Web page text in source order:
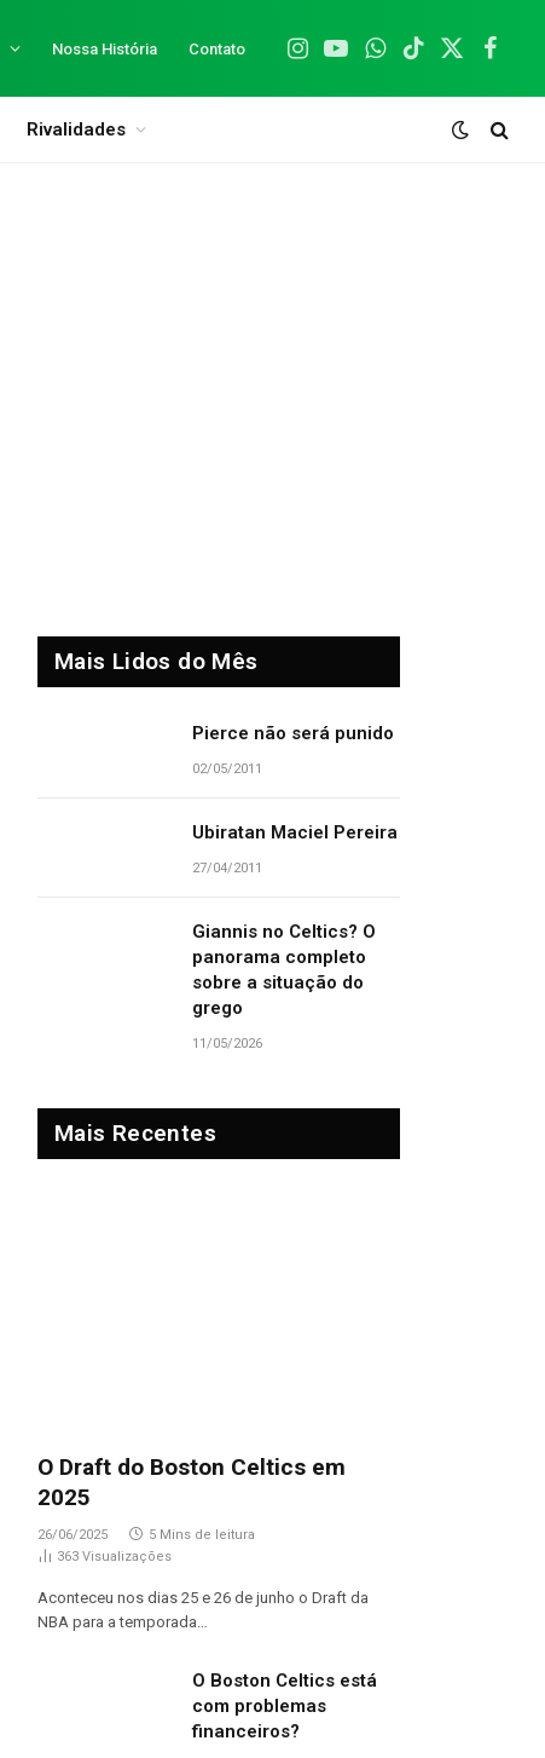
Nossa História Contato
Instagram
YouTubeWhatsApp
TikTok
X
Rivalidades
Mais Lidos do Mês
Pierce não será punido
02/05/2011
Ubiratan Maciel Pereira
27/04/2011
Giannis no Celtics? O
panorama completo
sobre a situação do
grego
11/05/2026
Mais Recentes
O Draft do Boston Celtics em
2025
26/06/2025
5 Mins de leitura
363 Visualizações
Aconteceu nos dias 25 e 26 de junho o Draft da
NBA para a temporada…
O Boston Celtics está
com problemas
financeiros?